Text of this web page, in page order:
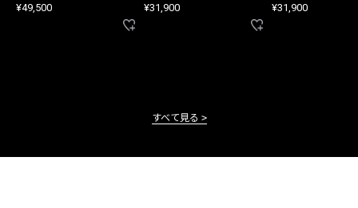
¥49,500 ¥31,900 ¥31,900
すべて見る